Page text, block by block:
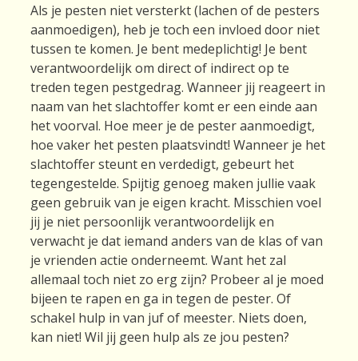
Als je pesten niet versterkt (lachen of de pesters
aanmoedigen), heb je toch een invloed door niet
tussen te komen. Je bent medeplichtig! Je bent
verantwoordelijk om direct of indirect op te
treden tegen pestgedrag. Wanneer jij reageert in
naam van het slachtoffer komt er een einde aan
het voorval. Hoe meer je de pester aanmoedigt,
hoe vaker het pesten plaatsvindt! Wanneer je het
slachtoffer steunt en verdedigt, gebeurt het
tegengestelde. Spijtig genoeg maken jullie vaak
geen gebruik van je eigen kracht. Misschien voel
jij je niet persoonlijk verantwoordelijk en
verwacht je dat iemand anders van de klas of van
je vrienden actie onderneemt. Want het zal
allemaal toch niet zo erg zijn? Probeer al je moed
bijeen te rapen en ga in tegen de pester. Of
schakel hulp in van juf of meester. Niets doen,
kan niet! Wil jij geen hulp als ze jou pesten?